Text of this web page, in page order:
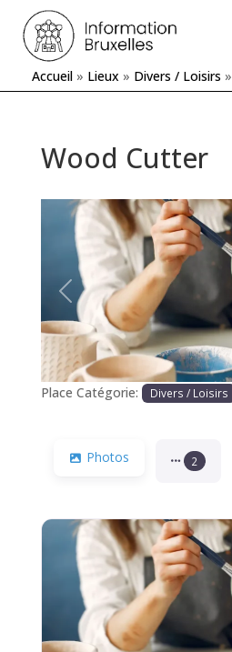
Accueil » Lieux » Divers / Loisirs »
Wood Cutter
Précédente
Place Catégorie: Divers / Loisirs
Photos 2